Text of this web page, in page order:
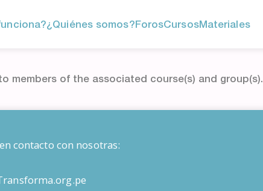
¿Quiénes somos?ForosCursosMateriales
members of the associated course(s) and group(s).
contacto con nosotras: